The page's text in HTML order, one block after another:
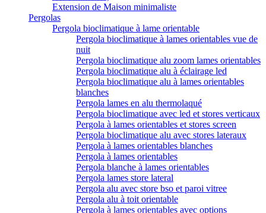
Extension de Maison minimaliste
Pergolas
Pergola bioclimatique à lame orientable
Pergola bioclimatique à lames orientables vue de
nuit
Pergola bioclimatique alu zoom lames orientables
Pergola bioclimatique alu à éclairage led
Pergola bioclimatique alu à lames orientables
blanches
Pergola lames en alu thermolaqué
Pergola bioclimatique avec led et stores verticaux
Pergola à lames orientables et stores screen
Pergola bioclimatique alu avec stores lateraux
Pergola à lames orientables blanches
Pergola à lames orientables
Pergola blanche à lames orientables
Pergola lames store lateral
Pergola alu avec store bso et paroi vitree
Pergola alu à toit orientable
Pergola à lames orientables avec options